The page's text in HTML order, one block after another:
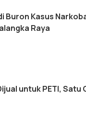
Buron Kasus
Raya
untuk PETI, Satu